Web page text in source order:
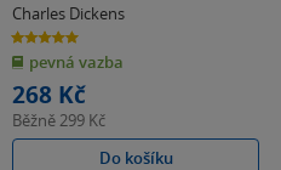
Charles Dickens
5.0
z
5
hvězdiček
pevná vazba
268 Kč
Běžně 299 Kč
Do košíku